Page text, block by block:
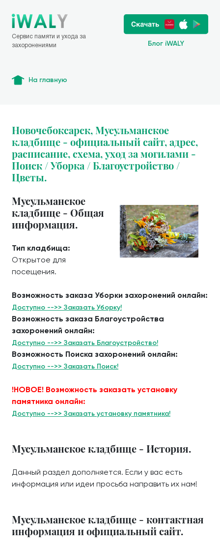
Сервис памяти и ухода за
захоронениями
Блог iWALY
На главную
Новочебоксарск, Мусульманское
кладбище - официальный сайт, адрес,
расписание, схема, уход за могилами -
Поиск / Уборка / Благоустройство /
Цветы.
Мусульманское
кладбище - Общая
информация.
Тип кладбища:
Открытое для
посещения.
Возможность заказа Уборки захоронений онлайн:
Доступно -->> Заказать Уборку!
Возможность заказа Благоустройства
захоронений онлайн:
Доступно -->> Заказать Благоустройство!
Возможность Поиска захоронений онлайн:
Доступно -->> Заказать Поиск!
!НОВОЕ! Возможность заказать установку
памятника онлайн:
Доступно -->> Заказать установку памятника!
Мусульманское кладбище - История.
Данный раздел дополняется. Если у вас есть
информация или идеи просьба направить их нам!
Мусульманское кладбище - контактная
информация и официальный сайт.